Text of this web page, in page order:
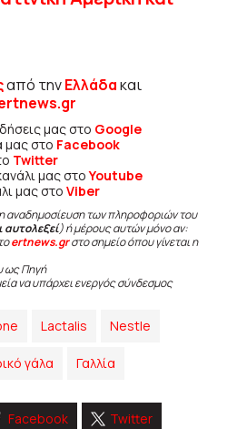
από τηνΕλλάδακαι
μας στο Google
μας στο Facebook
Twitter
μας στοYoutube
μας στο Viber
αναδημοσίευση των πληροφοριών του
αυτολεξεί) ή μέρους αυτών μόνο αν:
ertnews.grστο σημείο όπου γίνεται η
ως Πηγή
να υπάρχει ενεργός σύνδεσμος
Lactalis Nestle
γάλα Γαλλία
Facebook Twitter